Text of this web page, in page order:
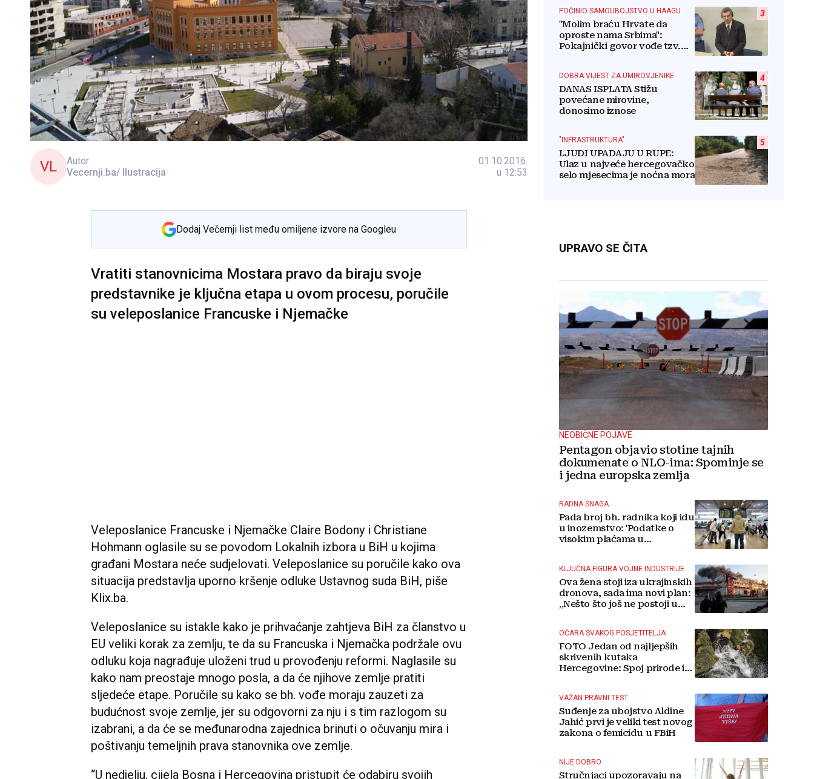
VL
Autor
Vecernji.ba/ Ilustracija
01.10.2016.
u 12:53
Dodaj Večernji list među omiljene izvore na Googleu
Vratiti stanovnicima Mostara pravo da biraju svoje
predstavnike je ključna etapa u ovom procesu, poručile
su veleposlanice Francuske i Njemačke
Veleposlanice Francuske i Njemačke Claire Bodony i Christiane
Hohmann oglasile su se povodom Lokalnih izbora u BiH u kojima
građani Mostara neće sudjelovati. Veleposlanice su poručile kako ova
situacija predstavlja uporno kršenje odluke Ustavnog suda BiH, piše
Klix.ba.
Veleposlanice su istakle kako je prihvaćanje zahtjeva BiH za članstvo u
EU veliki korak za zemlju, te da su Francuska i Njemačka podržale ovu
odluku koja nagrađuje uloženi trud u provođenju reformi. Naglasile su
kako nam preostaje mnogo posla, a da će njihove zemlje pratiti
sljedeće etape. Poručile su kako se bh. vođe moraju zauzeti za
budućnost svoje zemlje, jer su odgovorni za nju i s tim razlogom su
izabrani, a da će se međunarodna zajednica brinuti o očuvanju mira i
poštivanju temeljnih prava stanovnika ove zemlje.
“U nedjelju, cijela Bosna i Hercegovina pristupit će odabiru svojih
3
POČINIO SAMOUBOJSTVO U HAAGU
"Molim braću Hrvate da
oproste nama Srbima":
Pokajnički govor vođe tzv.
4
DOBRA VIJEST ZA UMIROVJENIKE
DANAS ISPLATA Stižu
povećane mirovine,
donosimo iznose
5
"INFRASTRUKTURA"
LJUDI UPADAJU U RUPE:
Ulaz u najveće hercegovačko
selo mjesecima je noćna mora
UPRAVO SE ČITA
NEOBIČNE POJAVE
Pentagon objavio stotine tajnih
dokumenate o NLO-ima: Spominje se
i jedna europska zemlja
RADNA SNAGA
Pada broj bh. radnika koji idu
u inozemstvo: 'Podatke o
visokim plaćama u
KLJUČNA FIGURA VOJNE INDUSTRIJE
Ova žena stoji iza ukrajinskih
dronova, sada ima novi plan:
„Nešto što još ne postoji u
OČARA SVAKOG POSJETITELJA
FOTO Jedan od najljepših
skrivenih kutaka
Hercegovine: Spoj prirode i
VAŽAN PRAVNI TEST
Suđenje za ubojstvo Aldine
Jahić prvi je veliki test novog
zakona o femicidu u FBiH
NIJE DOBRO
Stručnjaci upozoravaju na